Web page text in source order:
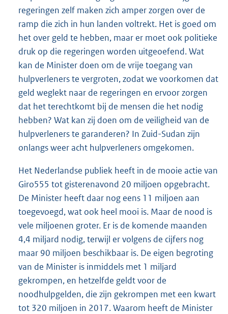
regeringen zelf maken zich amper zorgen over de
ramp die zich in hun landen voltrekt. Het is goed om
het over geld te hebben, maar er moet ook politieke
druk op die regeringen worden uitgeoefend. Wat
kan de Minister doen om de vrije toegang van
hulpverleners te vergroten, zodat we voorkomen dat
geld weglekt naar de regeringen en ervoor zorgen
dat het terechtkomt bij de mensen die het nodig
hebben? Wat kan zij doen om de veiligheid van de
hulpverleners te garanderen? In Zuid-Sudan zijn
onlangs weer acht hulpverleners omgekomen.
Het Nederlandse publiek heeft in de mooie actie van
Giro555 tot gisterenavond 20 miljoen opgebracht.
De Minister heeft daar nog eens 11 miljoen aan
toegevoegd, wat ook heel mooi is. Maar de nood is
vele miljoenen groter. Er is de komende maanden
4,4 miljard nodig, terwijl er volgens de cijfers nog
maar 90 miljoen beschikbaar is. De eigen begroting
van de Minister is inmiddels met 1 miljard
gekrompen, en hetzelfde geldt voor de
noodhulpgelden, die zijn gekrompen met een kwart
tot 320 miljoen in 2017. Waarom heeft de Minister